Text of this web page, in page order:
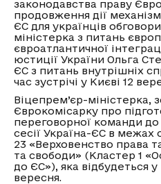
законодавства праву
продовження дії
ЄС для українців
міністерка з питань
євроатлантичної
юстиції України Ольга
ЄС з питань внутрішніх
час зустрічі у Києві 12
Віцепрем’єр-
Єврокомісарку про
переговорної команди до
сесії Україна-ЄС в межах
23 «Верховенство права
та свободи» (Кластер 1
до ЄС»), яка відбудеться
вересня.